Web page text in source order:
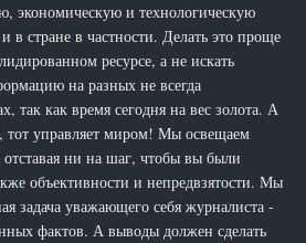
экономическую и технологическую
в стране в частности. Делать это проще
ресурсе, а не искать
на разных не всегда
так как время сегодня на вес золота. А
тот управляет миром! Мы освещаем
отставая ни на шаг, чтобы вы были
объективности и непредвзятости. Мы
задача уважающего себя журналиста -
фактов. А выводы должен сделать